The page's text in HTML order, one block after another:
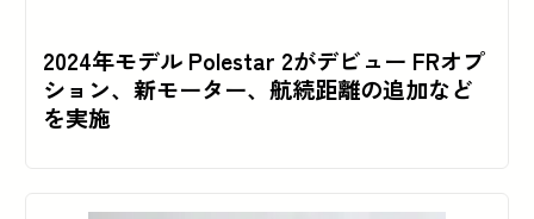
2024年モデル Polestar 2がデビュー FRオプ
ション、新モーター、航続距離の追加など
を実施